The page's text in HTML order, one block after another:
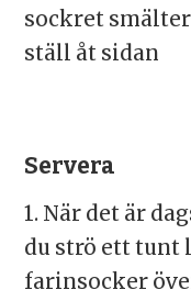
sockret
ställ åt sidan
Servera
1. När det är
du strö ett tunt
farinsocker